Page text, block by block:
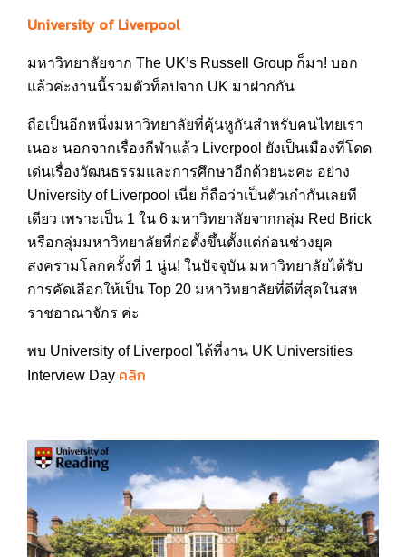
University of Liverpool
มหาวิทยาลัยจาก The UK’s Russell Group ก็มา! บอก
แล้วค่ะงานนี้รวมตัวท็อปจาก UK มาฝากกัน
ถือเป็นอีกหนึ่งมหาวิทยาลัยที่คุ้นหูกันสำหรับคนไทยเรา
เนอะ นอกจากเรื่องกีฬาแล้ว Liverpool ยังเป็นเมืองที่โดด
เด่นเรื่องวัฒนธรรมและการศึกษาอีกด้วยนะคะ อย่าง
University of Liverpool เนี่ย ก็ถือว่าเป็นตัวเก๋ากันเลยที
เดียว เพราะเป็น 1 ใน 6 มหาวิทยาลัยจากกลุ่ม Red Brick
หรือกลุ่มมหาวิทยาลัยที่ก่อตั้งขึ้นตั้งแต่ก่อนช่วงยุค
สงครามโลกครั้งที่ 1 นู่น! ในปัจจุบัน มหาวิทยาลัยได้รับ
การคัดเลือกให้เป็น Top 20 มหาวิทยาลัยที่ดีที่สุดในสห
ราชอาณาจักร ค่ะ
พบ University of Liverpool ได้ที่งาน UK Universities
Interview Day คลิก